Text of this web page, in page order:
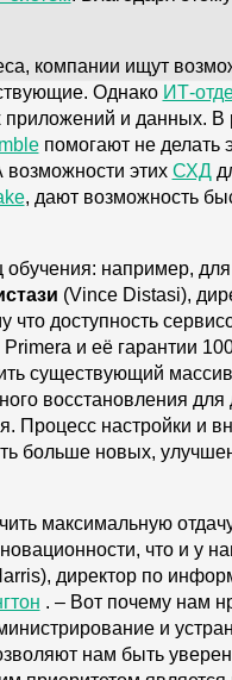
компании ищут
Однако ИТ-
и данных. В
помогают не делать
этих СХД
, дают возможность
например,
(Vince Distasi),
доступность
и её гарантии
существующий массив
восстановления
Процесс настройки и
больше новых,
максимальную
что и у
директор по
. – Вот почему нам
и
нам быть